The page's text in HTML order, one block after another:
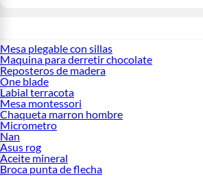
Mesa plegable con sillas
Maquina para derretir chocolate
Reposteros de madera
One blade
Labial terracota
Mesa montessori
Chaqueta marron hombre
Micrometro
Nan
Asus rog
Aceite mineral
Broca punta de flecha